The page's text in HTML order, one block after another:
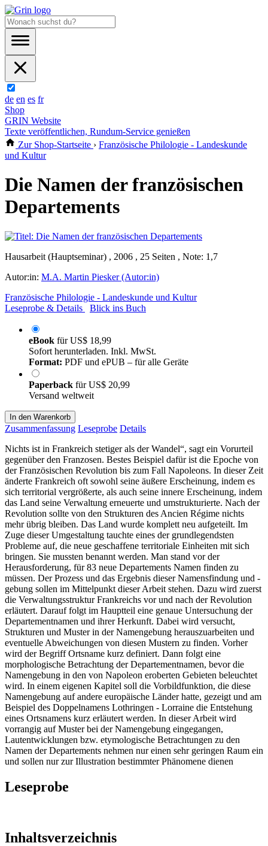
de en es fr
Shop
GRIN Website
Texte veröffentlichen, Rundum-Service genießen
Zur Shop-Startseite › Französische Philologie - Landeskunde
und Kultur
Die Namen der französischen
Departements
Hausarbeit (Hauptseminar) , 2006 , 25 Seiten , Note: 1,7
Autor:in: M.A. Martin Piesker (Autor:in)
Französische Philologie - Landeskunde und Kultur
Leseprobe & Details
Blick ins Buch
eBook fürUS$ 18,99
Sofort herunterladen. Inkl. MwSt.
Format: PDF und ePUB – für alle Geräte
Paperback fürUS$ 20,99
Versand weltweit
In den Warenkorb
Zusammenfassung Leseprobe Details
Nichts ist in Frankreich stetiger als der Wandel“, sagt ein Vorurteil
gegenüber den Franzosen. Bestes Beispiel dafür ist die Epoche von
der Französischen Revolution bis zum Fall Napoleons. In dieser Zeit
änderte Frankreich oft sowohl seine äußere Erscheinung, indem es
sich territorial vergrößerte, als auch seine innere Erscheinung, indem
das Land seine Verwaltung erneuerte und umstrukturierte. Nach der
Revolution sollte von den Strukturen des Ancien Régime nichts
mehr übrig bleiben. Das Land wurde komplett neu aufgeteilt. Im
Zuge dieser Umgestaltung tauchte eines der grundlegendsten
Probleme auf, die neue geschaffene territoriale Einheiten mit sich
bringen. Sie mussten benannt werden. Man stand vor der
Herausforderung, für 83 neue Departements Namen finden zu
müssen. Der Prozess und das Ergebnis dieser Namensfindung und -
gebung sollen im Mittelpunkt dieser Arbeit stehen. Dazu wird zuerst
die Verwaltungsstruktur Frankreichs vor und nach der Revolution
erläutert. Darauf folgt im Hauptteil eine genaue Untersuchung der
Departementnamen und ihrer Herkunft. Dabei wird versucht,
Strukturen und Muster in der Namengebung herauszuarbeiten und
eventuelle Abweichungen von diesen Mustern zu finden. Vorher
wird der Begriff Ortsname kurz definiert. Dann folgt eine
morphologische Betrachtung der Departementnamen, bevor die
Namengebung in den von Napoleon eroberten Gebieten beleuchtet
wird. In einem eigenen Kapitel soll die Vorbildfunktion, die diese
Namengebung auf andere europäische Länder hatte, gezeigt und am
Beispiel des Doppelnamens Lothringen - Lorraine die Entstehung
eines Ortsnamens kurz erläutert werden. In dieser Arbeit wird
vorrangig auf Muster bei der Namengebung eingegangen,
Lautentwicklungen bzw. etymologische Betrachtungen zu den
Namen der Departements nehmen nur einen sehr geringen Raum ein
und sollen nur zur Illustration bestimmter Phänomene dienen
Leseprobe
Inhaltsverzeichnis